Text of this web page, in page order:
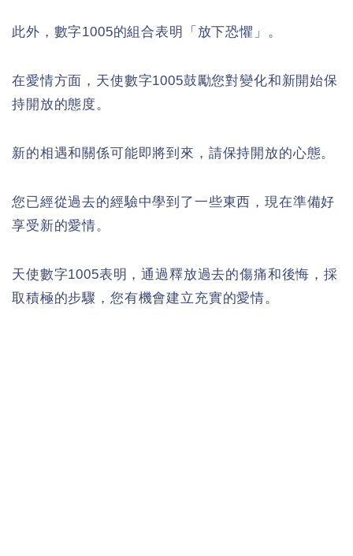
此外，數字1005的組合表明「放下恐懼」。
在愛情方面，天使數字1005鼓勵您對變化和新開始保
持開放的態度。
新的相遇和關係可能即將到來，請保持開放的心態。
您已經從過去的經驗中學到了一些東西，現在準備好
享受新的愛情。
天使數字1005表明，通過釋放過去的傷痛和後悔，採
取積極的步驟，您有機會建立充實的愛情。